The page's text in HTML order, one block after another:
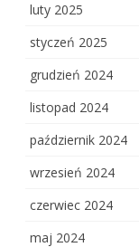
luty 2025
styczeń 2025
grudzień 2024
listopad 2024
październik 2024
wrzesień 2024
czerwiec 2024
maj 2024